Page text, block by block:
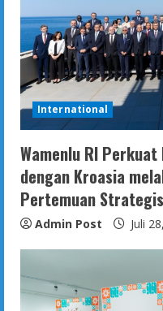
International
Wamenlu RI
dengan Kroasia
Pertemuan
Admin Post Juli